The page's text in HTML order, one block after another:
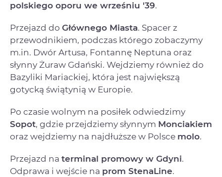
polskiego oporu we wrześniu '39.
Przejazd do Głównego Miasta. Spacer z
przewodnikiem, podczas którego zobaczymy
m.in. Dwór Artusa, Fontannę Neptuna oraz
słynny Żuraw Gdański. Wejdziemy również do
Bazyliki Mariackiej, która jest największą
gotycką świątynią w Europie.
Po czasie wolnym na posiłek odwiedzimy
Sopot, gdzie przejdziemy słynnym Monciakiem
oraz wejdziemy na najdłuższe w Polsce molo.
Przejazd na terminal promowy w Gdyni.
Odprawa i wejście na prom StenaLine.